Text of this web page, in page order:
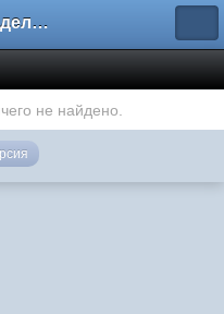
Форум владельцев интернет-магазинов
не найдено.